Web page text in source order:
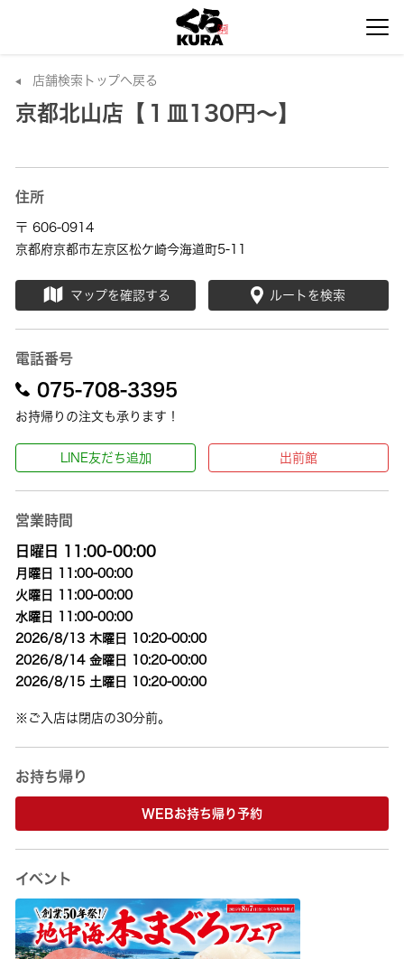
店舗検索トップへ戻る
京都北山店【１皿130円～】
住所
〒 606-0914
京都府京都市左京区松ケ崎今海道町5-11
マップを確認する ルートを検索
電話番号
075-708-3395
お持帰りの注文も承ります！
LINE友だち追加 出前館
営業時間
日曜日 11:00-00:00
月曜日 11:00-00:00
火曜日 11:00-00:00
水曜日 11:00-00:00
2026/8/13 木曜日 10:20-00:00
2026/8/14 金曜日 10:20-00:00
2026/8/15 土曜日 10:20-00:00
※ご入店は閉店の30分前。
お持ち帰り
WEBお持ち帰り予約
イベント